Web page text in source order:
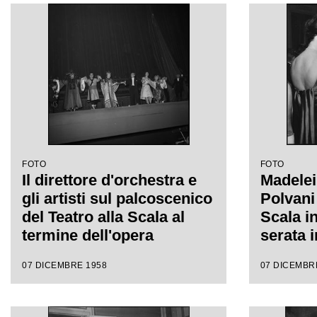
Antonino Votto con la
della
della
1959
regia
FOTO
Il direttore d'orchestra e
gli artisti sul palcoscenico
del Teatro alla Scala al
termine dell'opera
Puccini, diretta da
regia di Margherita
07 DICEMBRE 1958
FOTO
Scala
serata
con
da
07